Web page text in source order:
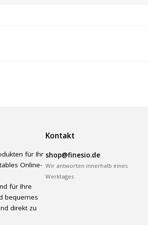
für Ihr
Online-
für Ihre
bequemes
direkt zu
Kontakt
shop@finesio.de
Wir antworten innerhalb eines
Werktages